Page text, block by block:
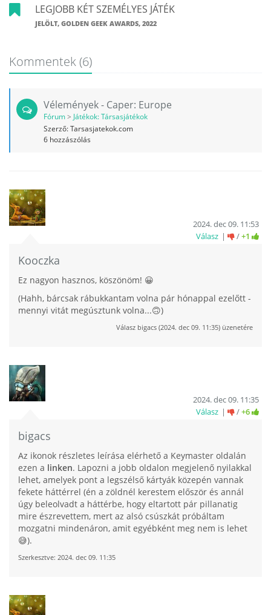
LEGJOBB KÉT SZEMÉLYES JÁTÉK
JELÖLT, GOLDEN GEEK AWARDS, 2022
Kommentek(6)
Vélemények - Caper: Europe
Fórum> Játékok: Társasjátékok
Szerző:Tarsasjatekok.com
6 hozzászólás
Kooczka
2024. dec 09. 11:53
Válasz
/+1
Ez nagyon hasznos, köszönöm! 😀
(Hahh, bárcsak rábukkantam volna pár hónappal ezelőtt -
mennyi vitát megúsztunk volna...🙃)
Válasz bigacs (2024. dec 09. 11:35) üzenetére
bigacs
2024. dec 09. 11:35
Válasz
/+6
Az ikonok részletes leírása elérhető a Keymaster oldalán
ezen a linken. Lapozni a jobb oldalon megjelenő nyilakkal
lehet, amelyek pont a legszélső kártyák közepén vannak
fekete háttérrel (én a zöldnél kerestem először és annál
úgy beleolvadt a háttérbe, hogy eltartott pár pillanatig
mire észrevettem, mert az alsó csúszkát próbáltam
mozgatni mindenáron, amit egyébként meg nem is lehet
😅).
Szerkesztve: 2024. dec 09. 11:35